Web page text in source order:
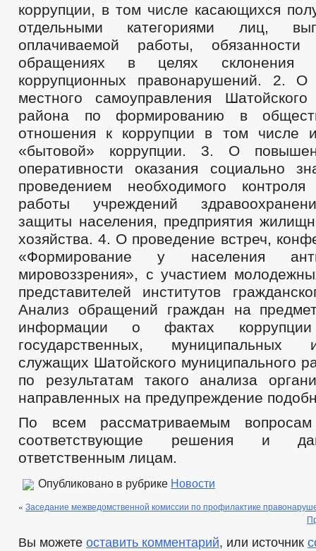
коррупции, в том числе касающихся
отдельными категориями лиц,
оплачиваемой работы,
обращениях в целях склонения
коррупционных правонарушений. 2. О
местного самоуправления Шатойского
района по формированию в
отношения к коррупции в том числе
«бытовой» коррупции. 3. О
оперативности оказания социально
проведением необходимого
работы учреждений
защиты населения, предприятия
хозяйства. 4. О проведение встреч,
«Формирование у населения
мировоззрения», с участием
представителей институтов
Анализ обращений граждан на
информации о фактах
государственных, муниципальных
служащих Шатойского муниципального
по результатам такого анализа
направленных на предупреждение
По всем рассматриваемым
соответствующие решения и
ответственным лицам.
Опубликовано в рубрике Новости
« Заседание межведомственной комиссии по профилактике
Вы можете оставить комментарий, или источник